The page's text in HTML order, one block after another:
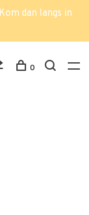
dan langs in
0